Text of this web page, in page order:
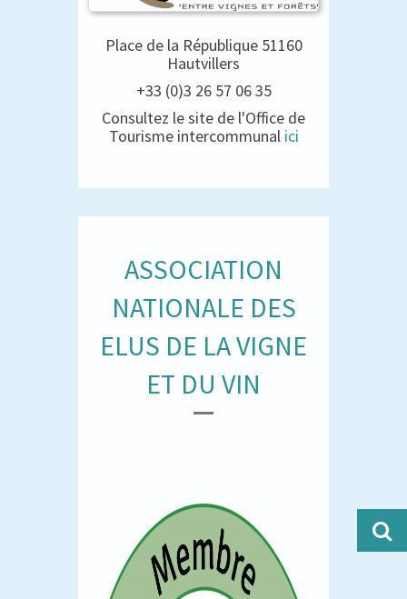
Place de la République 51160
Hautvillers
+33 (0)3 26 57 06 35
Consultez le site de l'Office de
Tourisme intercommunal ici
ASSOCIATION
NATIONALE DES
ELUS DE LA VIGNE
ET DU VIN